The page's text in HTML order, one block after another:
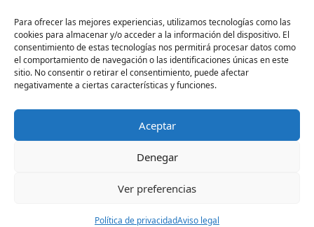
Para ofrecer las mejores experiencias, utilizamos tecnologías como las
cookies para almacenar y/o acceder a la información del dispositivo. El
consentimiento de estas tecnologías nos permitirá procesar datos como
el comportamiento de navegación o las identificaciones únicas en este
sitio. No consentir o retirar el consentimiento, puede afectar
negativamente a ciertas características y funciones.
Aceptar
Denegar
Ver preferencias
Política de privacidadAviso legal
Nombre*
Correo
Web